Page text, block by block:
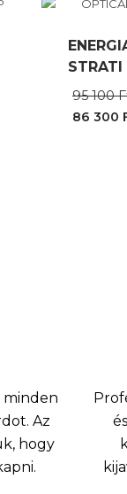
STRATI
95 100
86 300
minden
Az
hogy